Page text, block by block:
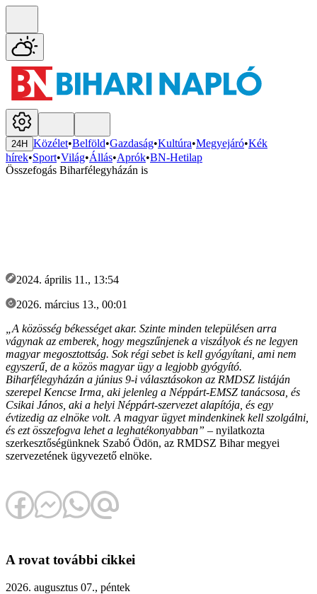
24H Közélet•Belföld•Gazdaság•Kultúra•Megyejáró•Kék
hírek•Sport•Világ•Állás•Aprók•BN-Hetilap
Összefogás Biharfélegyházán is
2024. április 11., 13:54
2026. március 13., 00:01
„A közösség békességet akar. Szinte minden településen arra
vágynak az emberek, hogy megszűnjenek a viszályok és ne legyen
magyar megosztottság. Sok régi sebet is kell gyógyítani, ami nem
egyszerű, de a közös magyar ügy a legjobb gyógyító.
Biharfélegyházán a június 9-i választásokon az RMDSZ listáján
szerepel Kencse Irma, aki jelenleg a Néppárt-EMSZ tanácsosa, és
Csikai János, aki a helyi Néppárt-szervezet alapítója, és egy
évtizedig az elnöke volt. A magyar ügyet mindenkinek kell szolgálni,
és ezt összefogva lehet a leghatékonyabban” – nyilatkozta
szerkesztőségünknek Szabó Ödön, az RMDSZ Bihar megyei
szervezetének ügyvezető elnöke.
A rovat további cikkei
2026. augusztus 07., péntek